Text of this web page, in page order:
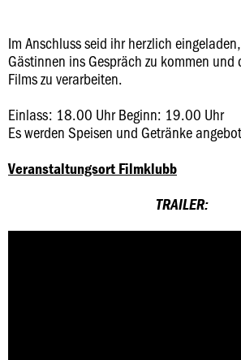
Im Anschluss seid ihr herzlich
Gästinnen ins Gespräch zu kommen und
Films zu verarbeiten.
Einlass: 18.00 Uhr Beginn: 19.00 Uhr
Es werden Speisen und Getränke
Veranstaltungsort Filmklubb
TRAILER: